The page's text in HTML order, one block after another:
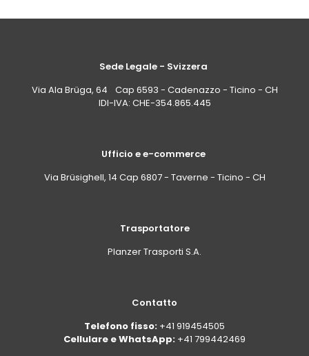
Sede Legale - Svizzera
Via Ala Brüga, 64 Cap 6593 - Cadenazzo - Ticino - CH
IDI-IVA: CHE-354.865.445
Ufficio e e-commerce
Via Brüsighell, 14 Cap 6807 - Taverne - Ticino - CH
Trasportatore
Planzer Trasporti S.A.
Contatto
Telefono fisso: +41 919454505
Cellulare e WhatsApp: +41 799442469